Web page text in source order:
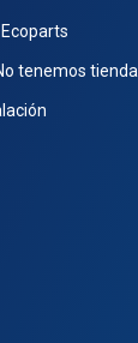
tenemos tienda